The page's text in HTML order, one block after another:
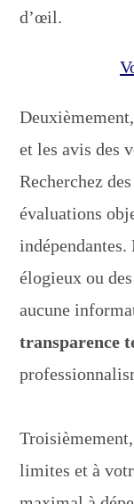
d’œil.
et les avis des
Recherchez
évaluations
élogieux ou
aucune
transparence
limites et à